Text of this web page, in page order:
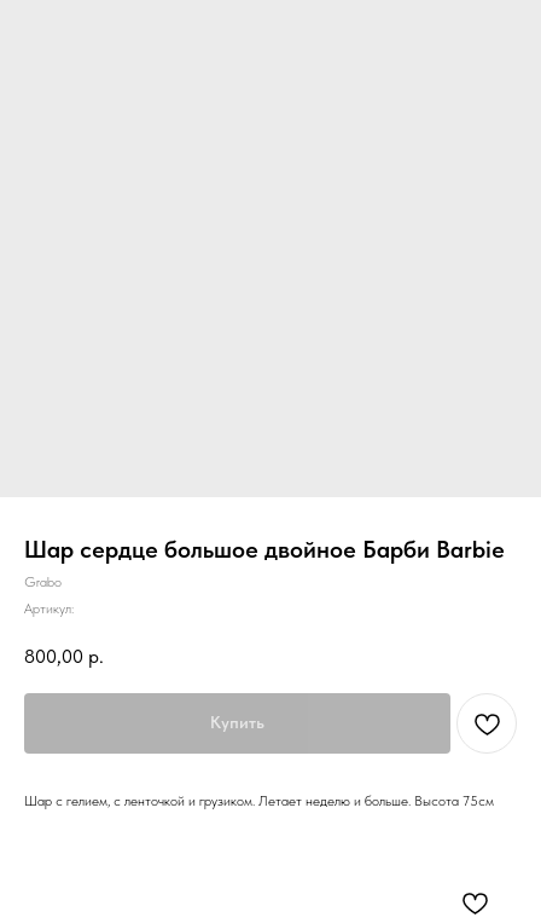
Шар сердце большое двойное Барби Barbie
Grabo
Артикул:
800,00 р.
Купить
Шар с гелием, с ленточкой и грузиком. Летает неделю и больше. Высота 75см